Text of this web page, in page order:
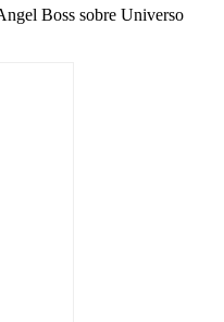
Boss sobre Universo